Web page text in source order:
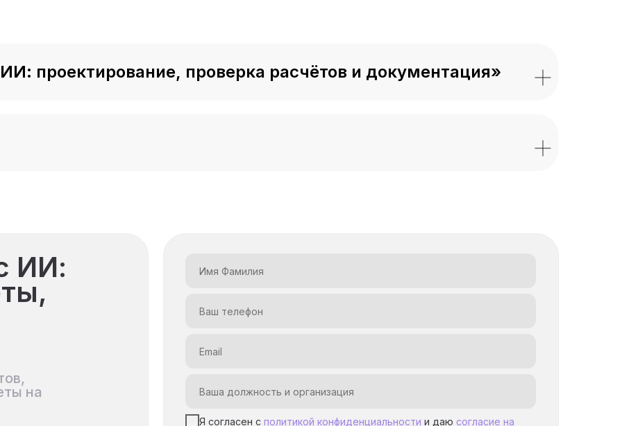
модуль
проектирование, проверка расчётов и документация»
ИИ:
на
Я согласен с политикой конфиденциальности и даю согласие на